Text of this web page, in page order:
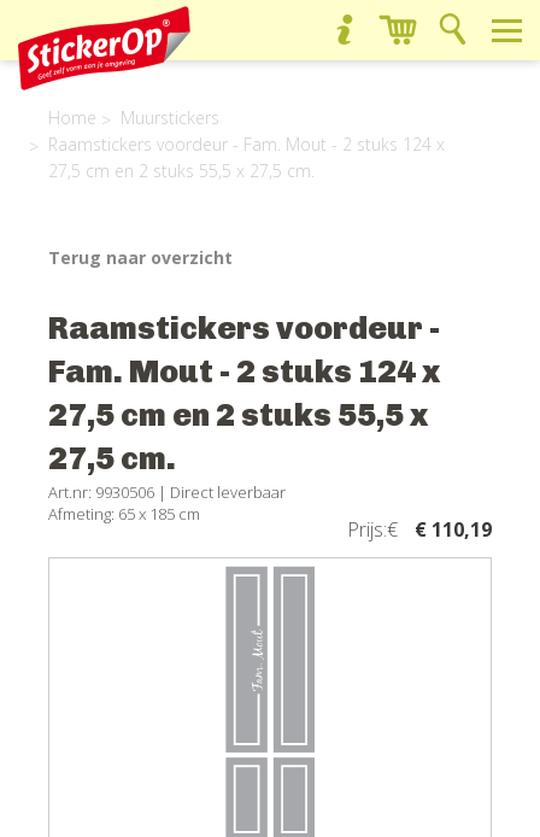
Home
Muurstickers
Raamstickers voordeur - Fam. Mout - 2 stuks 124 x
27,5 cm en 2 stuks 55,5 x 27,5 cm.
Terug naar overzicht
Raamstickers voordeur -
Fam. Mout - 2 stuks 124 x
27,5 cm en 2 stuks 55,5 x
27,5 cm.
Art.nr: 9930506 | Direct leverbaar
Afmeting: 65 x 185 cm
Prijs:€ € 110,19